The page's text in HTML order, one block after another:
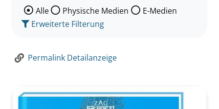
Wählen Sie die Medienart nach der Sie suchen wollen.
Alle Physische Medien
E-Medien
Erweiterte Filterung
Permalink Detailanzeige